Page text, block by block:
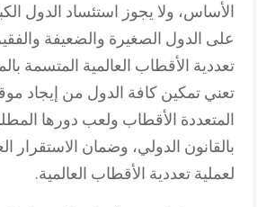
الأساس، ولا يجوز استئساد الدول
على الدول الصغيرة والضعيفة
تعددية الأقطاب العالمية المتسمة
تعني تمكين كافة الدول من إيجاد
المتعددة الأقطاب ولعب دورها
بالقانون الدولي، وضمان الاستقرار
لعملية تعددية الأقطاب العالمية.